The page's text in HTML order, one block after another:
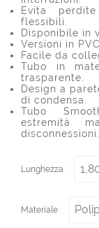
Evita
flessibili.
Disponibile in
Versioni in
Facile da
Tubo in
trasparente.
Design a
di condensa.
Tubo
estremità
disconnessioni.
Lunghezza :
Materiale :